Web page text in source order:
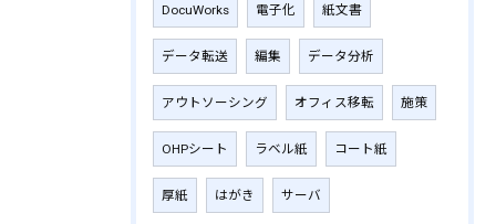
DocuWorks 電子化 紙文書
データ転送 編集 データ分析
アウトソーシング オフィス移転 施策
OHPシート ラベル紙 コート紙
厚紙 はがき サーバ